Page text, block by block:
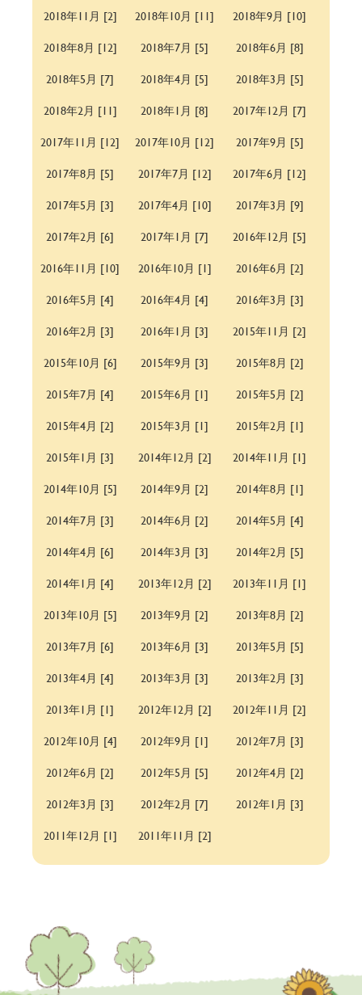
2018年11月 [2]
2018年10月 [11]
2018年9月 [10]
2018年8月 [12]
2018年7月 [5]
2018年6月 [8]
2018年5月 [7]
2018年4月 [5]
2018年3月 [5]
2018年2月 [11]
2018年1月 [8]
2017年12月 [7]
2017年11月 [12]
2017年10月 [12]
2017年9月 [5]
2017年8月 [5]
2017年7月 [12]
2017年6月 [12]
2017年5月 [3]
2017年4月 [10]
2017年3月 [9]
2017年2月 [6]
2017年1月 [7]
2016年12月 [5]
2016年11月 [10]
2016年10月 [1]
2016年6月 [2]
2016年5月 [4]
2016年4月 [4]
2016年3月 [3]
2016年2月 [3]
2016年1月 [3]
2015年11月 [2]
2015年10月 [6]
2015年9月 [3]
2015年8月 [2]
2015年7月 [4]
2015年6月 [1]
2015年5月 [2]
2015年4月 [2]
2015年3月 [1]
2015年2月 [1]
2015年1月 [3]
2014年12月 [2]
2014年11月 [1]
2014年10月 [5]
2014年9月 [2]
2014年8月 [1]
2014年7月 [3]
2014年6月 [2]
2014年5月 [4]
2014年4月 [6]
2014年3月 [3]
2014年2月 [5]
2014年1月 [4]
2013年12月 [2]
2013年11月 [1]
2013年10月 [5]
2013年9月 [2]
2013年8月 [2]
2013年7月 [6]
2013年6月 [3]
2013年5月 [5]
2013年4月 [4]
2013年3月 [3]
2013年2月 [3]
2013年1月 [1]
2012年12月 [2]
2012年11月 [2]
2012年10月 [4]
2012年9月 [1]
2012年7月 [3]
2012年6月 [2]
2012年5月 [5]
2012年4月 [2]
2012年3月 [3]
2012年2月 [7]
2012年1月 [3]
2011年12月 [1]
2011年11月 [2]